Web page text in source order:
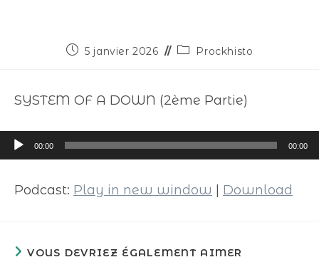
5 janvier 2026 Prockhisto
SYSTEM OF A DOWN (2ème Partie)
Lecteur
audio
00:00 00:00
Podcast: Play in new window Download
VOUS DEVRIEZ ÉGALEMENT AIMER